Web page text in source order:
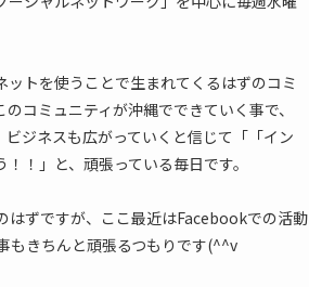
トを使うことで生まれてくるはずのコミ
コミュニティが沖縄でできていく事で、
ジネスも広がっていくと信じて「「イン
！」と、頑張っている毎日です。
はずですが、ここ最近はFacebookでの活動
もきちんと頑張るつもりです(^^v